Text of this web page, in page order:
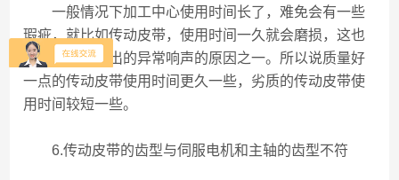
一般情况下加工中心使用时间长了，难免会有一些
瑕疵，就比如传动皮带，使用时间一久就会磨损，这也
是造成皮带发出的异常响声的原因之一。所以说质量好
一点的传动皮带使用时间更久一些，劣质的传动皮带使
用时间较短一些。
6.传动皮带的齿型与伺服电机和主轴的齿型不符